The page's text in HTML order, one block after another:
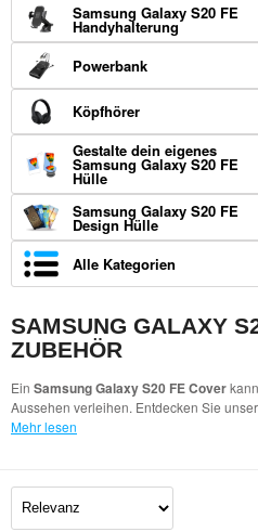
Samsung Galaxy S20 FE
Handyhalterung
Powerbank
Köpfhörer
Gestalte dein eigenes
Samsung Galaxy S20 FE
Hülle
Samsung Galaxy S20 FE
Design Hülle
Alle Kategorien
SAMSUNG GALAXY
ZUBEHÖR
Ein Samsung Galaxy S20 FE Cover
Aussehen verleihen. Entdecken Sie
Mehr lesen